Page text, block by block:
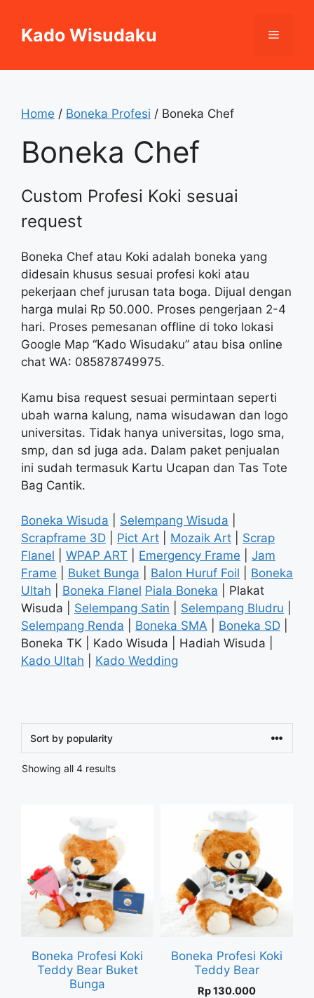
contentKado Wisudaku Menu
Home / Boneka Profesi / Boneka Chef
Boneka Chef
Custom Profesi Koki sesuai
request
Boneka Chef atau Koki adalah boneka yang
didesain khusus sesuai profesi koki atau
pekerjaan chef jurusan tata boga. Dijual dengan
harga mulai Rp 50.000. Proses pengerjaan 2-4
hari. Proses pemesanan offline di toko lokasi
Google Map “Kado Wisudaku” atau bisa online
chat WA: 085878749975.
Kamu bisa request sesuai permintaan seperti
ubah warna kalung, nama wisudawan dan logo
universitas. Tidak hanya universitas, logo sma,
smp, dan sd juga ada. Dalam paket penjualan
ini sudah termasuk Kartu Ucapan dan Tas Tote
Bag Cantik.
Boneka Wisuda Selempang Wisuda
Scrapframe 3D
Pict Art Mozaik Art
Scrap
Flanel
WPAP ART Emergency Frame
Jam
Frame
Buket Bunga Balon Huruf Foil
Boneka
Ultah
Boneka Flanel Piala Boneka | Plakat
Wisuda | Selempang Satin Selempang Bludru
Selempang Renda
Boneka SMA Boneka SD
Boneka TK | Kado Wisuda | Hadiah Wisuda |
Kado Ultah
Kado Wedding
Showing all 4 resultsSorted
Boneka Profesi Koki
Teddy Bear Buket
Bunga
Boneka Profesi Koki
Teddy Bear
Rp130.000